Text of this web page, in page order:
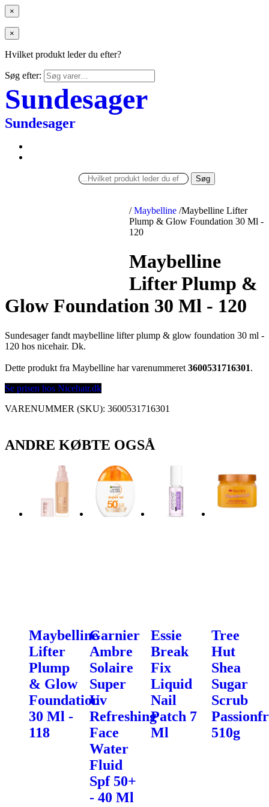
×
×
Hvilket produkt leder du efter?
Søg efter:
Sundesager
Sundesager
Søg
/ Maybelline /Maybelline Lifter
Plump & Glow Foundation 30 Ml -
120
Maybelline
Lifter Plump &
Glow Foundation 30 Ml - 120
Sundesager fandt maybelline lifter plump & glow foundation 30 ml -
120 hos nicehair. Dk.
Dette produkt fra Maybelline har varenummeret 3600531716301.
Se prisen hos Nicehair.dk
VARENUMMER (SKU): 3600531716301
ANDRE KØBTE OGSÅ
Maybelline
Lifter
Plump
& Glow
Foundation
30 Ml -
118
Garnier
Ambre
Solaire
Super
Uv
Refreshing
Face
Water
Fluid
Spf 50+
- 40 Ml
Essie
Break
Fix
Liquid
Nail
Patch 7
Ml
Tree
Hut
Shea
Sugar
Scrub
510g